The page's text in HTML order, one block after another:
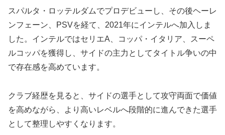
スパルタ・ロッテルダムでプロデビューし、その後ヘーレ
ンフェーン、PSVを経て、2021年にインテルへ加入しま
した。インテルではセリエA、コッパ・イタリア、スーペ
ルコッパを獲得し、サイドの主力としてタイトル争いの中
で存在感を高めています。
クラブ経歴を見ると、サイドの選手として攻守両面で価値
を高めながら、より高いレベルへ段階的に進んできた選手
として整理しやすくなります。